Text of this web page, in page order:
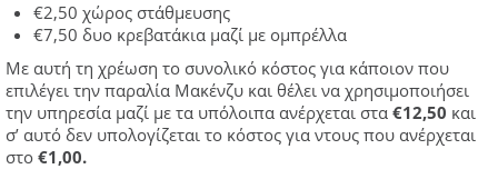
€2,50 χώρος στάθμευσης
€7,50 δυο κρεβατάκια μαζί με ομπρέλλα
Με αυτή τη χρέωση το συνολικό κόστος για κάποιον που
επιλέγει την παραλία Μακένζυ και θέλει να χρησιμοποιήσει
την υπηρεσία μαζί με τα υπόλοιπα ανέρχεται στα €12,50 και
σ’ αυτό δεν υπολογίζεται το κόστος για ντους που ανέρχεται
στο €1,00.